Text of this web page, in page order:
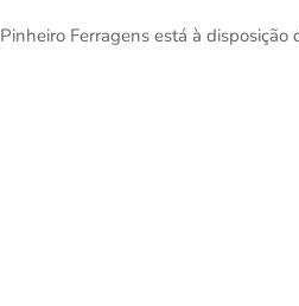
Ferragens está à disposição